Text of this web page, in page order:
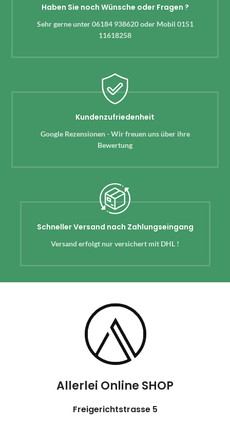
Haben Sie noch Wünsche oder Fragen ?
Sehr gerne unter 06184 938620 oder Mobil 0151
11618258
Kundenzufriedenheit
Google Rezensionen - Wir freuen uns über ihre
Bewertung
Schneller Versand nach Zahlungseingang
Versand erfolgt nur versichert mit DHL !
Allerlei Online SHOP
Freigerichtstrasse 5